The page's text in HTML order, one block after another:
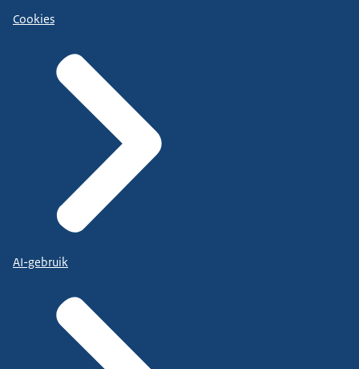
Cookies
AI-gebruik